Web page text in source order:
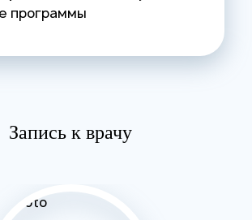
программы
Запись к врачу